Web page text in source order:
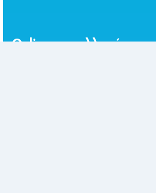
Online συναλλαγές